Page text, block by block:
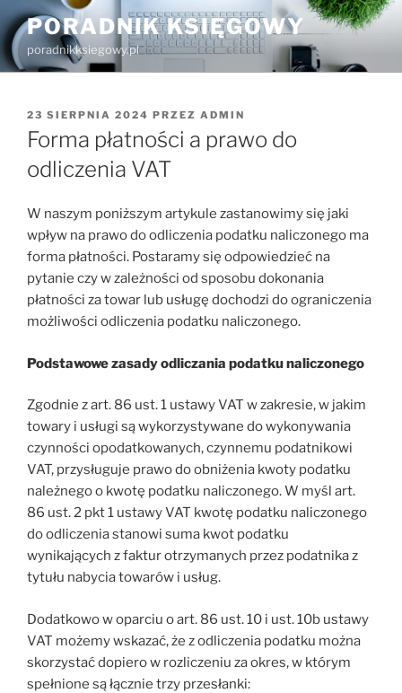
Przejdź
do
treści
PORADNIK KSIĘGOWY
poradnikksiegowy.pl
OPUBLIKOWANE
W
23 SIERPNIA 2024 PRZEZ ADMIN
Forma płatności a prawo do
odliczenia VAT
W naszym poniższym artykule zastanowimy się jaki
wpływ na prawo do odliczenia podatku naliczonego ma
forma płatności. Postaramy się odpowiedzieć na
pytanie czy w zależności od sposobu dokonania
płatności za towar lub usługę dochodzi do ograniczenia
możliwości odliczenia podatku naliczonego.
Podstawowe zasady odliczania podatku naliczonego
Zgodnie z art. 86 ust. 1 ustawy VAT w zakresie, w jakim
towary i usługi są wykorzystywane do wykonywania
czynności opodatkowanych, czynnemu podatnikowi
VAT, przysługuje prawo do obniżenia kwoty podatku
należnego o kwotę podatku naliczonego. W myśl art.
86 ust. 2 pkt 1 ustawy VAT kwotę podatku naliczonego
do odliczenia stanowi suma kwot podatku
wynikających z faktur otrzymanych przez podatnika z
tytułu nabycia towarów i usług.
Dodatkowo w oparciu o art. 86 ust. 10 i ust. 10b ustawy
VAT możemy wskazać, że z odliczenia podatku można
skorzystać dopiero w rozliczeniu za okres, w którym
spełnione są łącznie trzy przesłanki: